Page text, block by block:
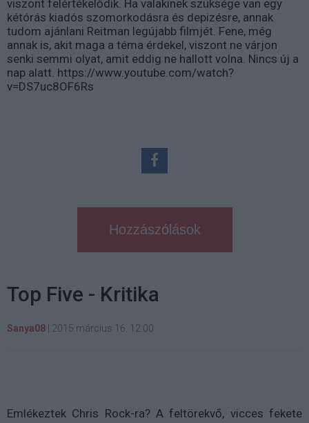
viszont felértékelődik. Ha valakinek szüksége van egy
kétórás kiadós szomorkodásra és depizésre, annak
tudom ajánlani Reitman legújabb filmjét. Fene, még
annak is, akit maga a téma érdekel, viszont ne várjon
senki semmi olyat, amit eddig ne hallott volna. Nincs új a
nap alatt. https://www.youtube.com/watch?
v=DS7uc8OF6Rs
Hozzászólások
Top Five - Kritika
Sanya08 2015 március 16. 12:00
Emlékeztek Chris Rock-ra? A feltörekvő, vicces fekete